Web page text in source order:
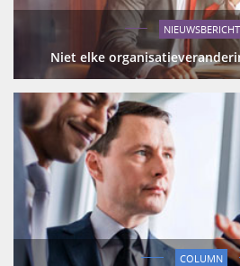
NIEUWSBERICHT
Niet elke
COLUMN